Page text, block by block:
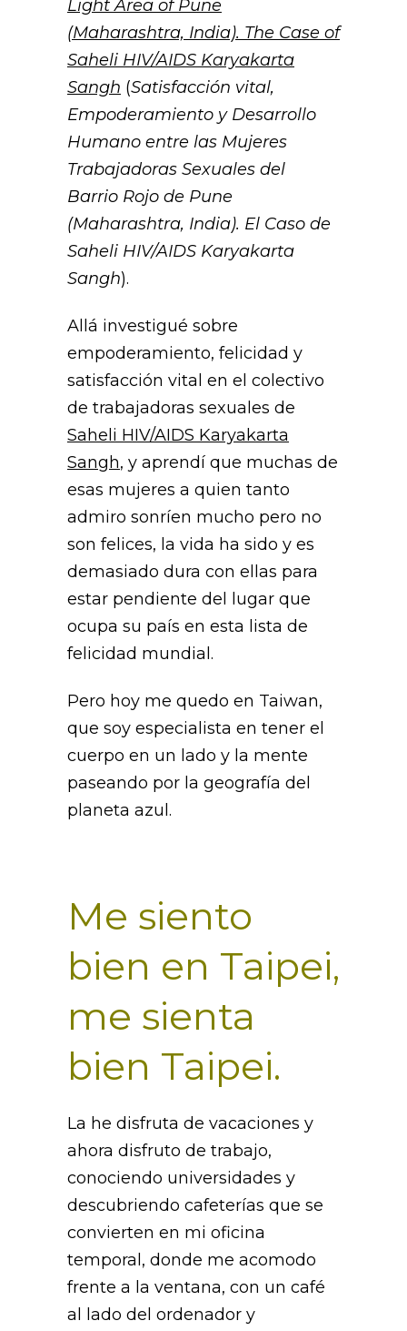
Light Area of Pune
(Maharashtra, India). The Case of
Saheli HIV/AIDS Karyakarta
Sangh (Satisfacción vital,
Empoderamiento y Desarrollo
Humano entre las Mujeres
Trabajadoras Sexuales del
Barrio Rojo de Pune
(Maharashtra, India). El Caso de
Saheli HIV/AIDS Karyakarta
Sangh).
Allá investigué sobre
empoderamiento, felicidad y
satisfacción vital en el colectivo
de trabajadoras sexuales de
Saheli HIV/AIDS Karyakarta
Sangh, y aprendí que muchas de
esas mujeres a quien tanto
admiro sonríen mucho pero no
son felices, la vida ha sido y es
demasiado dura con ellas para
estar pendiente del lugar que
ocupa su país en esta lista de
felicidad mundial.
Pero hoy me quedo en Taiwan,
que soy especialista en tener el
cuerpo en un lado y la mente
paseando por la geografía del
planeta azul.
Me siento
bien en Taipei,
me sienta
bien Taipei.
La he disfruta de vacaciones y
ahora disfruto de trabajo,
conociendo universidades y
descubriendo cafeterías que se
convierten en mi oficina
temporal, donde me acomodo
frente a la ventana, con un café
al lado del ordenador y